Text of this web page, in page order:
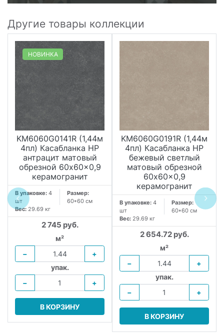
Другие товары коллекции
НОВИНКА
KM6060G0141R (1,44м
4пл) Касабланка HP
антрацит матовый
обрезной 60x60x0,9
керамогранит
В упаковке: 4
шт
Размер:
60*60 см
Вес: 29.69 кг
2 745 руб.
м²
−
+
упак.
−
+
В КОРЗИНУ
KM6060G0191R (1,44м
4пл) Касабланка HP
бежевый светлый
матовый обрезной
60x60x0,9
керамогранит
В упаковке: 4
шт
Размер:
60*60 см
Вес: 29.69 кг
2 654.72 руб.
м²
−
+
упак.
−
+
В КОРЗИНУ